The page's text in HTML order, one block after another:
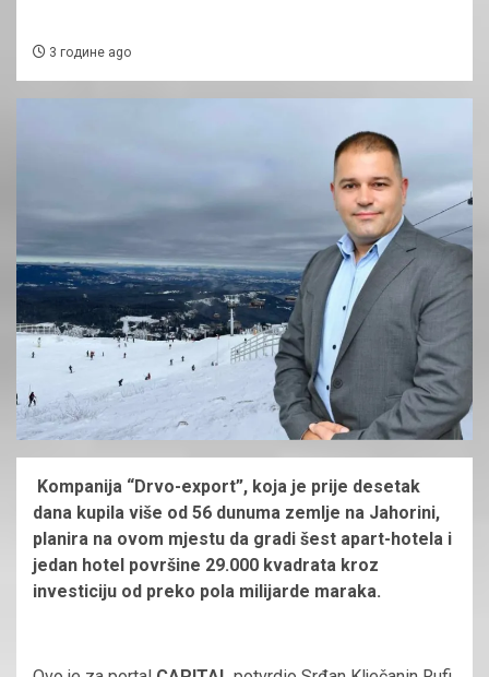
3 године ago
Kompanija “Drvo-export”, koja je prije desetak
dana kupila više od 56 dunuma zemlje na Jahorini,
planira na ovom mjestu da gradi šest apart-hotela i
jedan hotel površine 29.000 kvadrata kroz
investiciju od preko pola milijarde maraka.